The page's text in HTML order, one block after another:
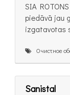
SIA
piedāvā jau
izgatavotas
Очистное
Sanistal